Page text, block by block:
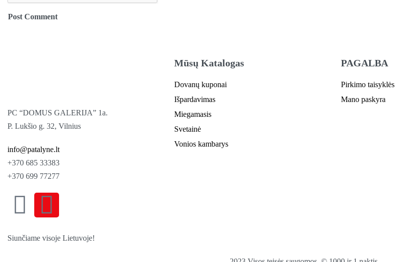
PC “DOMUS GALERIJA” 1a.
P. Lukšio g. 32, Vilnius
info@patalyne.lt
+370 685 33383
+370 699 77277
Siunčiame visoje Lietuvoje!
Mūsų Katalogas
Dovanų kuponai
Išpardavimas
Miegamasis
Svetainė
Vonios kambarys
PAGALBA
Pirkimo taisyklės
Mano paskyra